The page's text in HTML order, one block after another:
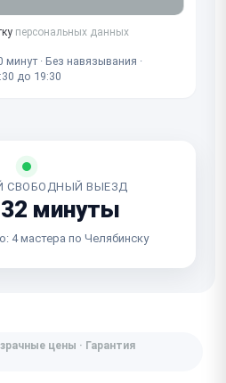
персональных данных
· Без навязывания ·
до 19:30
СВОБОДНЫЙ ВЫЕЗД
32 минуты
4 мастера по Челябинску
цены · Гарантия